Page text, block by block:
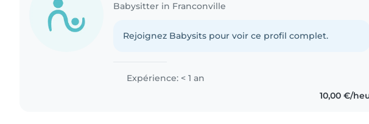
Babysitter in Franconville
Rejoignez Babysits pour voir ce profil complet.
Expérience: < 1 an
10,00 €/